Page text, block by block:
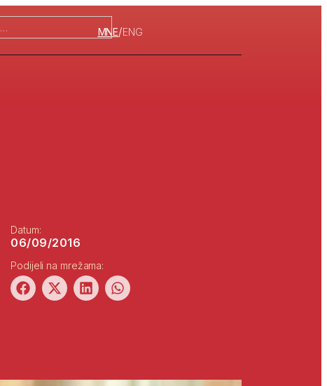
MNE/ENG
Datum:
06/09/2016
Podijeli na mrežama: